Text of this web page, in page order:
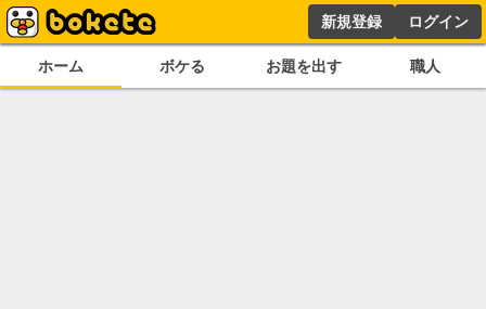
新規登録 ログイン
ホーム ボケる お題を出す 職人